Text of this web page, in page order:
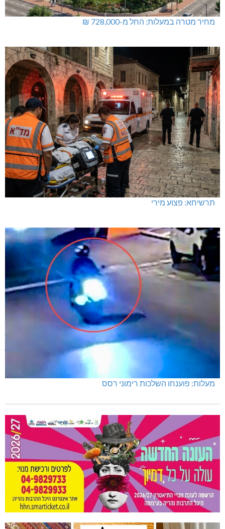
מחיר מטרה במעלות: החל מ-728,000 ₪
תרשיחא: פצוע מירי
מעלות: פוענחו השלכות רימוני רסס